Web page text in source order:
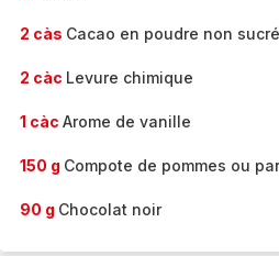
2 càs Cacao en poudre non sucré
2 càc Levure chimique
1 càc Arome de vanille
150 g Compote de pommes ou
90 g Chocolat noir